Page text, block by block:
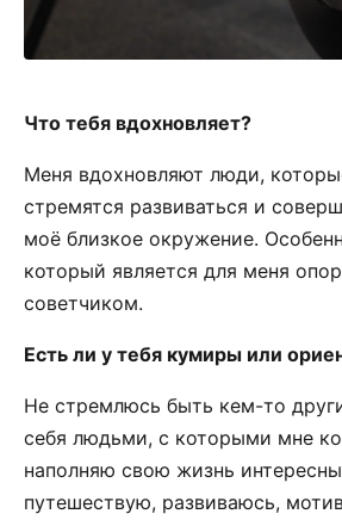
Что тебя вдохновляет?
Меня вдохновляют люди,
стремятся развиваться и
моё близкое окружение.
который является для меня
советчиком.
Есть ли у тебя кумиры или
Не стремлюсь быть кем-то
себя людьми, с которыми мне
наполняю свою жизнь
путешествую, развиваюсь,